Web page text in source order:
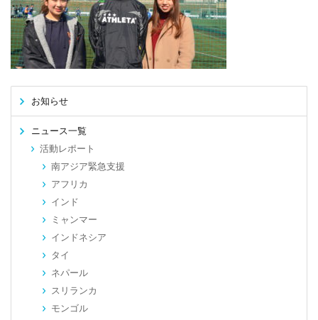
お知らせ
ニュース一覧
活動レポート
南アジア緊急支援
アフリカ
インド
ミャンマー
インドネシア
タイ
ネパール
スリランカ
モンゴル